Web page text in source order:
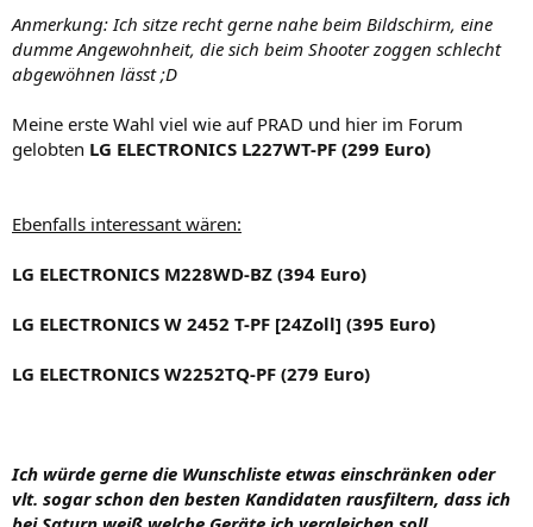
Anmerkung: Ich sitze recht gerne nahe beim Bildschirm, eine
dumme Angewohnheit, die sich beim Shooter zoggen schlecht
abgewöhnen lässt ;D
Meine erste Wahl viel wie auf PRAD und hier im Forum
gelobten LG ELECTRONICS L227WT-PF (299 Euro)
Ebenfalls interessant wären:
LG ELECTRONICS M228WD-BZ (394 Euro)
LG ELECTRONICS W 2452 T-PF [24Zoll] (395 Euro)
LG ELECTRONICS W2252TQ-PF (279 Euro)
Ich würde gerne die Wunschliste etwas einschränken oder
vlt. sogar schon den besten Kandidaten rausfiltern, dass ich